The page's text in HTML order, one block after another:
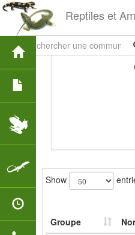
Reptiles et
Show
Groupe